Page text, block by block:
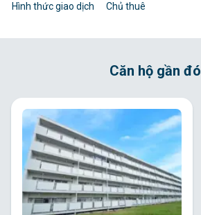
Hình thức giao dịch
Chủ thuê
Căn hộ gần đó